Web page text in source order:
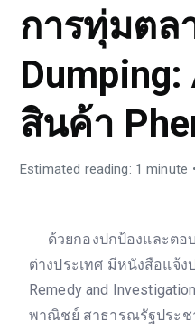
การทุ่มตล
สินค้า
Estimated reading: 1 minute
ด้วยกองปกป้องและตอ
ต่างประเทศ มีหนังสือแจ้ง
Remedy and
พาณิชย์ สาธารณรัฐประช